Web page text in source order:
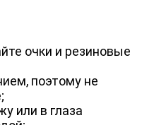
очки и резиновые
поэтому не
или в глаза